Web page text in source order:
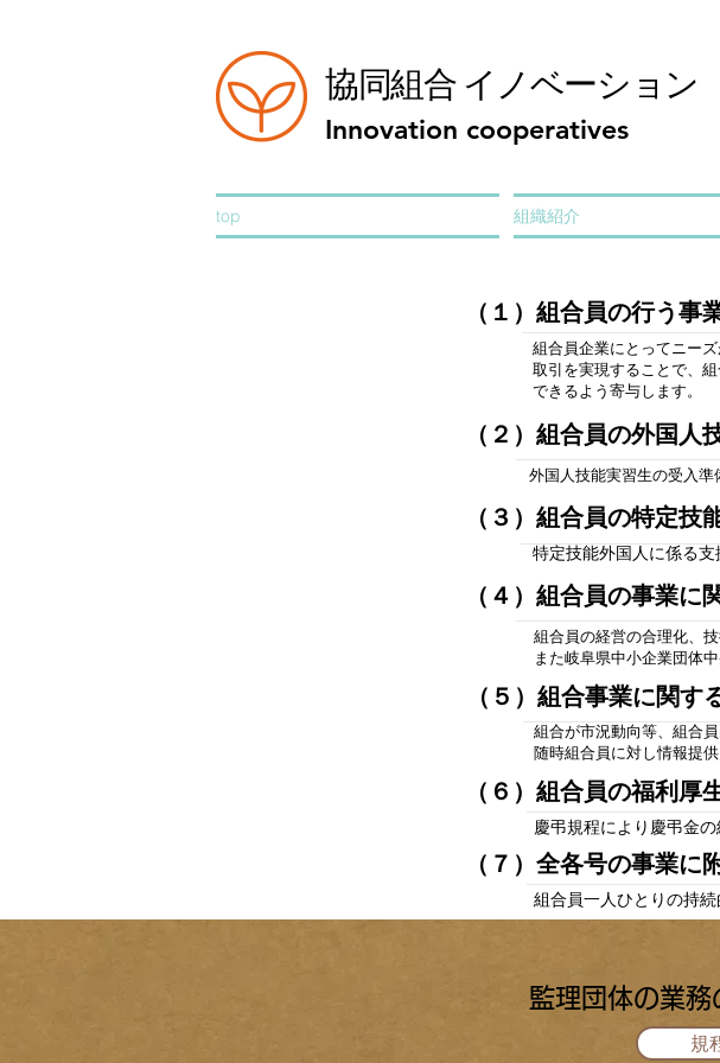
​協同組合 イノベーション
Innovation cooperatives
top 組織紹介
（１）組合員の行う
組合員企業にとってニー
取引を実現することで、
できるよう寄与します。
（２）組合員の外国人
外国人技能実習生の受入
（３）組合員の特定
特定技能外国人に係る支
（４）組合員の事業
組合員の経営の合理化、
また岐阜県中小企業団体
（５）組合事業に関
組合が市況動向等、組合
随時組合員に対し情報提
（６）組合員の福利厚
慶弔規程により慶弔金
（７）全各号の事業に
組合員一人ひとりの持
監理団体の業
規